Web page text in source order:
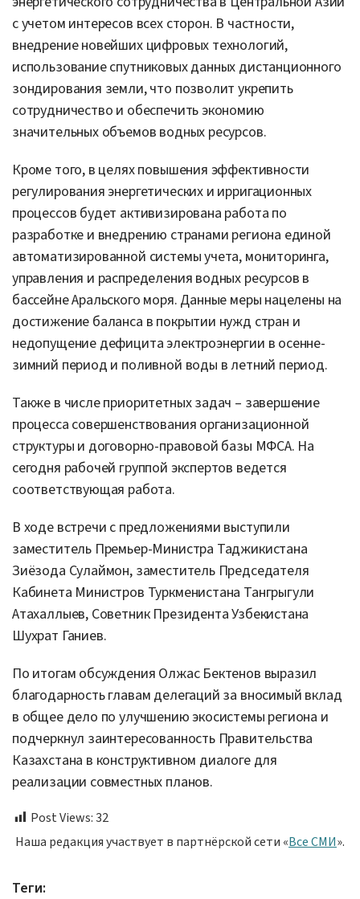
с учетом интересов всех сторон. В частности,
внедрение новейших цифровых технологий,
использование спутниковых данных дистанционного
зондирования земли, что позволит укрепить
сотрудничество и обеспечить экономию
значительных объемов водных ресурсов.
Кроме того, в целях повышения эффективности
регулирования энергетических и ирригационных
процессов будет активизирована работа по
разработке и внедрению странами региона единой
автоматизированной системы учета, мониторинга,
управления и распределения водных ресурсов в
бассейне Аральского моря. Данные меры нацелены на
достижение баланса в покрытии нужд стран и
недопущение дефицита электроэнергии в осенне-
зимний период и поливной воды в летний период.
Также в числе приоритетных задач – завершение
процесса совершенствования организационной
структуры и договорно-правовой базы МФСА. На
сегодня рабочей группой экспертов ведется
соответствующая работа.
В ходе встречи с предложениями выступили
заместитель Премьер-Министра Таджикистана
Зиёзода Сулаймон, заместитель Председателя
Кабинета Министров Туркменистана Тангрыгули
Атахаллыев, Советник Президента Узбекистана
Шухрат Ганиев.
По итогам обсуждения Олжас Бектенов выразил
благодарность главам делегаций за вносимый вклад
в общее дело по улучшению экосистемы региона и
подчеркнул заинтересованность Правительства
Казахстана в конструктивном диалоге для
реализации совместных планов.
Post Views:32
Наша редакция участвует в партнёрской сети «Все СМИ».
Теги: